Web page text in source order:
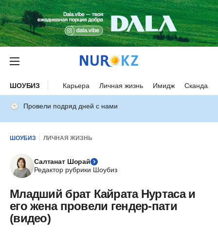
ШОУБИЗ Карьера Личная жизнь Имидж Скандалы
Провели подряд дней с нами
ШОУБИЗ ЛИЧНАЯ ЖИЗНЬ
Салтанат Шорай
Редактор рубрики Шоубиз
Младший брат Кайрата Нуртаса и
его жена провели гендер-пати
(видео)